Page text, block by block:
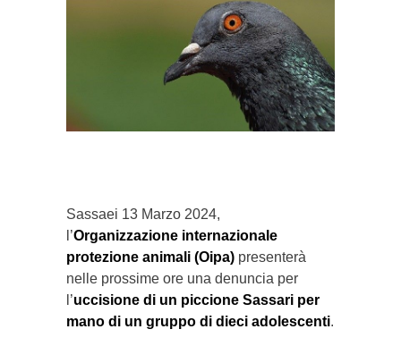
Sassaei 13 Marzo 2024,
l’Organizzazione internazionale
protezione animali (Oipa) presenterà
nelle prossime ore una denuncia per
l’uccisione di un piccione Sassari per
mano di un gruppo di dieci adolescenti.